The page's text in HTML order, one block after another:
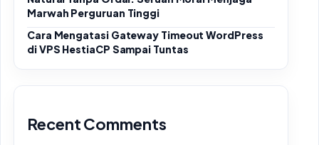
Marwah Perguruan Tinggi
Cara Mengatasi Gateway Timeout WordPress
di VPS HestiaCP Sampai Tuntas
Recent Comments